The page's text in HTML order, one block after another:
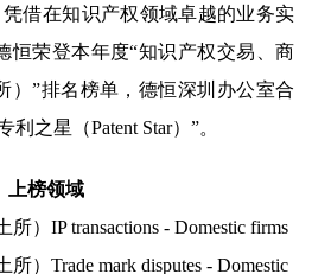
凭借在知识产权领域卓越的业务实
恒荣登本年度“知识产权交易、商
）”排名榜单，德恒深圳办公室合
之星（Patent Star）”。
上榜领域
所） IP transactions - Domestic firms
所） Trade mark disputes - Domestic